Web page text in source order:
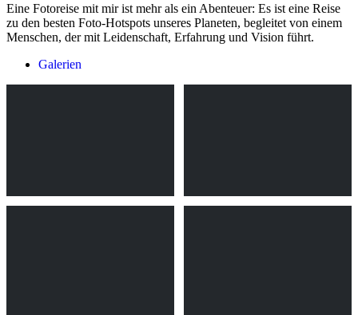
Eine Fotoreise mit mir ist mehr als ein Abenteuer: Es ist eine Reise
zu den besten Foto-Hotspots unseres Planeten, begleitet von einem
Menschen, der mit Leidenschaft, Erfahrung und Vision führt.
Galerien